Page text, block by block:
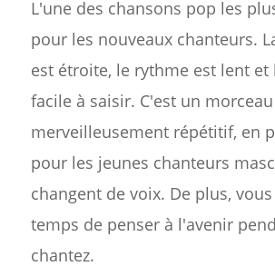
L'une des chansons pop les
pour les nouveaux chanteurs.
est étroite, le rythme est lent
facile à saisir. C'est un morceau
merveilleusement répétitif, en
pour les jeunes chanteurs
changent de voix. De plus,
temps de penser à l'avenir
chantez.